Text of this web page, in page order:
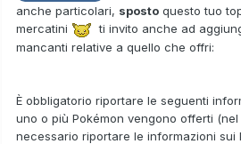
anche particolari, sposto questo tuo
mercatini
ti invito anche ad
mancanti relative a quello che offri:
È obbligatorio riportare le seguenti
uno o più Pokémon vengono offerti
necessario riportare le informazioni sui